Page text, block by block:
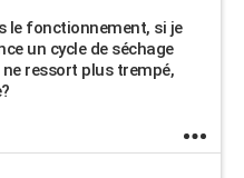
le fonctionnement, si je
un cycle de séchage
ressort plus trempé,